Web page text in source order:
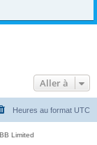
Aller à
Heures au format UTC
Limited